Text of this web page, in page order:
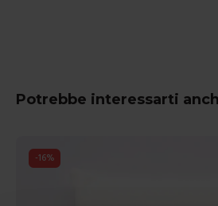
Potrebbe interessarti
-16%